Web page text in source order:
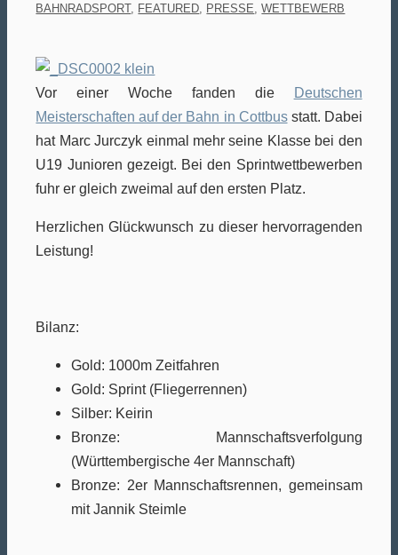
BAHNRADSPORT, FEATURED, PRESSE,WETTBEWERB
Vor einer Woche fanden die Deutschen
Meisterschaften auf der Bahn in Cottbusstatt. Dabei
hat Marc Jurczyk einmal mehr seine Klasse bei den
U19 Junioren gezeigt. Bei den Sprintwettbewerben
fuhr er gleich zweimal auf den ersten Platz.
Herzlichen Glückwunsch zu dieser hervorragenden
Leistung!
Bilanz:
Gold: 1000m Zeitfahren
Gold: Sprint (Fliegerrennen)
Silber: Keirin
Bronze: Mannschaftsverfolgung
(Württembergische 4er Mannschaft)
Bronze: 2er Mannschaftsrennen, gemeinsam
mit Jannik Steimle